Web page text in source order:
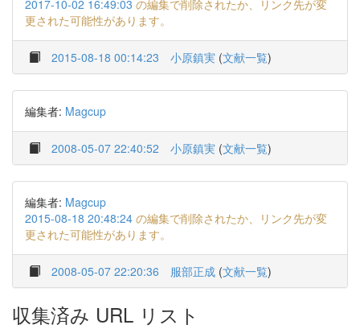
2017-10-02 16:49:03 の編集で削除されたか、リンク先が変
更された可能性があります。
2015-08-18 00:14:23 小原鎮実 (文献一覧)
編集者: Magcup
2008-05-07 22:40:52 小原鎮実 (文献一覧)
編集者: Magcup
2015-08-18 20:48:24 の編集で削除されたか、リンク先が変
更された可能性があります。
2008-05-07 22:20:36 服部正成 (文献一覧)
収集済み URL リスト